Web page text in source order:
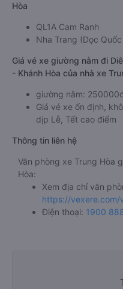
Hòa
QL1A Cam Ranh
Nha Trang (Dọc Quốc
Giá vé xe giường nằm đi
- Khánh Hòa của nhà xe
giường nằm:
Giá vé xe ổn định,
dịp Lễ, Tết cao điểm
Thông tin liên hệ
Văn phòng xe Trung Hòa
Hòa:
Xem địa chỉ văn
https://
Điện thoại: 1900